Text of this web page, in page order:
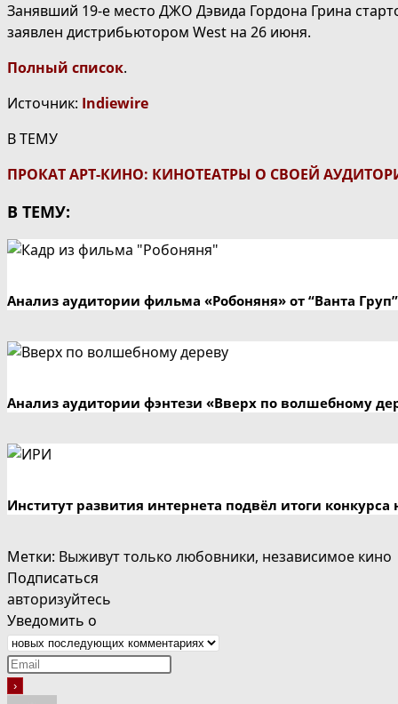
Занявший 19-е место ДЖО Дэвида Гордона Грина
заявлен дистрибьютором West на 26 июня.
Полный список.
Источник: Indiewire
В ТЕМУ
ПРОКАТ АРТ-КИНО: КИНОТЕАТРЫ О СВОЕЙ
В ТЕМУ:
Анализ аудитории фильма «Робоняня» от “Ванта Груп”
Анализ аудитории фэнтези «Вверх по волшебному
Институт развития интернета подвёл итоги
Метки: Выживут только любовники, независимое кино
Подписаться
авторизуйтесь
Уведомить о